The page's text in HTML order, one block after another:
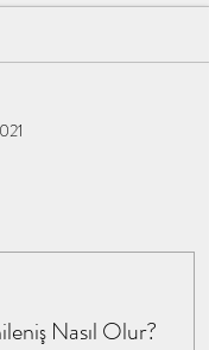
Nasıl Olur?